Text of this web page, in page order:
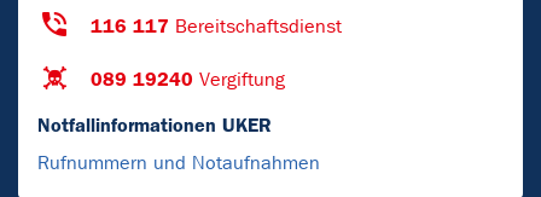
116 117 Bereitschaftsdienst
089 19240 Vergiftung
Notfallinformationen UKER
Rufnummern und Notaufnahmen